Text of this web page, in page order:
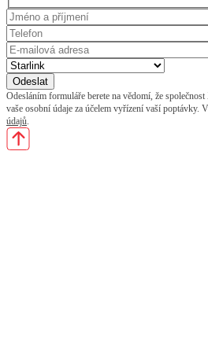
Odesláním formuláře berete na vědomí, že
vaše osobní údaje za účelem vyřízení vaší poptávky.
údajů.